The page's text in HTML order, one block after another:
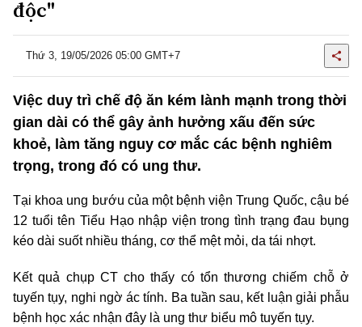
độc"
Thứ 3, 19/05/2026 05:00 GMT+7
Việc duy trì chế độ ăn kém lành mạnh trong thời
gian dài có thể gây ảnh hưởng xấu đến sức
khoẻ, làm tăng nguy cơ mắc các bệnh nghiêm
trọng, trong đó có ung thư.
Tại khoa ung bướu của một bệnh viện Trung Quốc, cậu bé
12 tuổi tên Tiểu Hạo nhập viện trong tình trạng đau bụng
kéo dài suốt nhiều tháng, cơ thể mệt mỏi, da tái nhợt.
Kết quả chụp CT cho thấy có tổn thương chiếm chỗ ở
tuyến tụy, nghi ngờ ác tính. Ba tuần sau, kết luận giải phẫu
bệnh học xác nhận đây là ung thư biểu mô tuyến tụy.